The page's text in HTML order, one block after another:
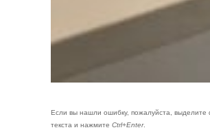
Если вы нашли ошибку, пожалуйста, выделите
текста и нажмите Ctrl+Enter.